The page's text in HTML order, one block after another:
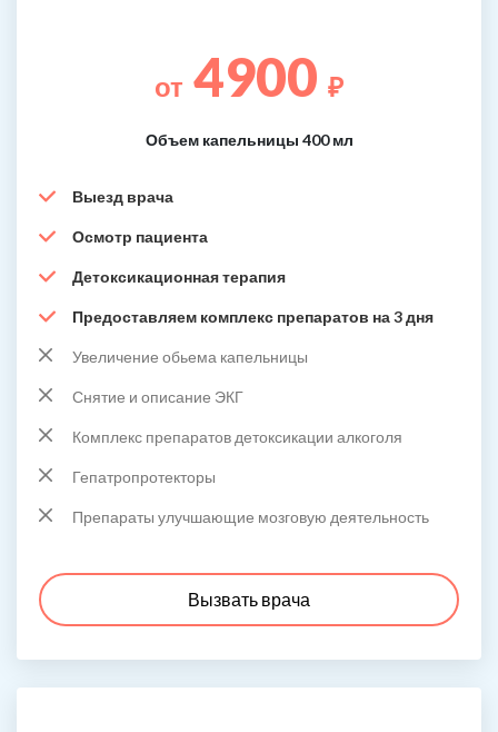
от 4900 ₽
Объем капельницы 400 мл
Выезд врача
Осмотр пациента
Детоксикационная терапия
Предоставляем комплекс препаратов на 3 дня
Увеличение обьема капельницы
Снятие и описание ЭКГ
Комплекс препаратов детоксикации алкоголя
Гепатропротекторы
Препараты улучшающие мозговую деятельность
Вызвать врача